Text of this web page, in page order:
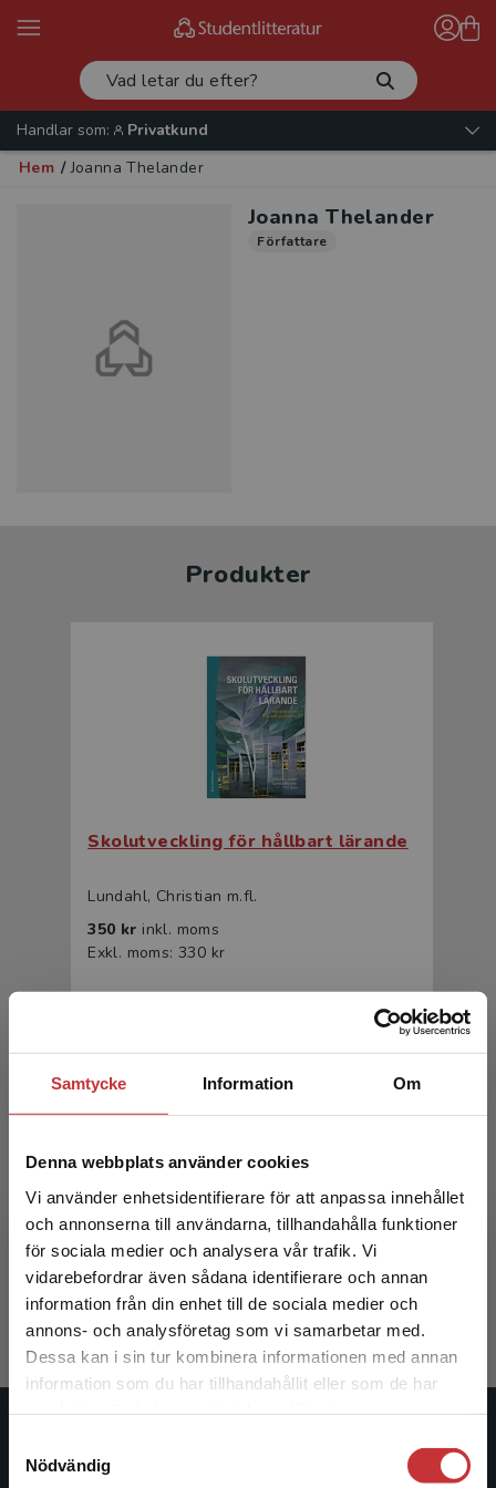
Samtycke Information Om
Denna webbplats använder cookies
Vi använder enhetsidentifierare för att anpassa innehållet
och annonserna till användarna, tillhandahålla funktioner
för sociala medier och analysera vår trafik. Vi
vidarebefordrar även sådana identifierare och annan
information från din enhet till de sociala medier och
annons- och analysföretag som vi samarbetar med.
Dessa kan i sin tur kombinera informationen med annan
information som du har tillhandahållit eller som de har
Nödvändig
Begränsad fraktregion
Det verkar som att du besöker
studentlitteratur.se via en enhet utanför Sverige.
Vi erbjuder inte leveranser utanför Sverige. För
att kunna slutföra ett köp måste
Handlar som:
Privatkund
Hem / Joanna Thelander
Joanna Thelander
Författare
Produkter
Skolutveckling för hållbart lärande
Lundahl, Christian m.fl.
350 kr inkl. moms
Exkl. moms: 330 kr
Skolutveckling för hållbart lärande
Lundahl, Christian m.fl.
217 kr inkl. moms
Exkl. moms: 205 kr